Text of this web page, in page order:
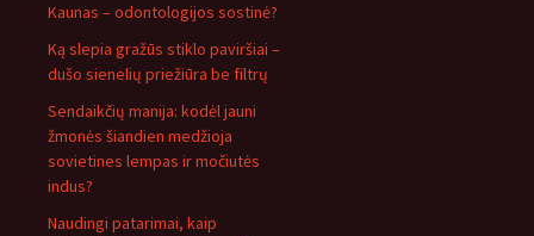
Kaunas – odontologijos sostinė?
Ką slepia gražūs stiklo paviršiai –
dušo sienelių priežiūra be filtrų
Sendaikčių manija: kodėl jauni
žmonės šiandien medžioja
sovietines lempas ir močiutės
indus?
Naudingi patarimai, kaip